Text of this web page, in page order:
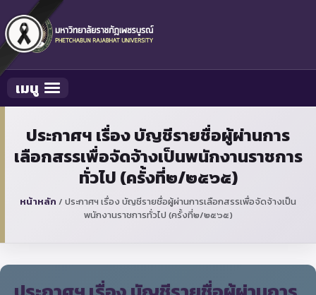
Toggle navigation
เมนู
ประกาศฯ เรื่อง บัญชีรายชื่อผู้ผ่านการ
เลือกสรรเพื่อจัดจ้างเป็นพนักงานราชการ
ทั่วไป (ครั้งที่๒/๒๕๖๕)
หน้าหลัก / ประกาศฯ เรื่อง บัญชีรายชื่อผู้ผ่านการเลือกสรรเพื่อจัดจ้างเป็น
พนักงานราชการทั่วไป (ครั้งที่๒/๒๕๖๕)